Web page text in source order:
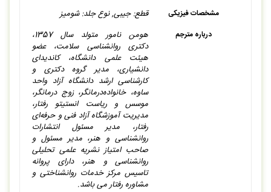
مشخصات فیزیکی قطع: جیبی, نوع جلد: شومیز
درباره مترجم
هومن نامور متولد سال 1357،
دکتری روانشناسی سلامت، عضو
هیئت علمی دانشگاه، کاندیدای
دانشیاری، مدیر گروه دکتری و
کارشناسی ارشد دانشگاه آزاد واحد
ساوه، خانواده‌درمانگر، زوج درمانگر،
موسس و ریاست انستیتو رفتار،
مدیریت آموزشگاه آزاد فنی و حرفه‌ای
رفتار، مدیر مسئول انتشارات
روانشناسی و هنر، مدیر مسئول و
صاحب امتیاز نشریه علمی تحلیلی
روانشناسی و هنر، دارای پروانه
تاسیس مرکز خدمات روانشناختی و
مشاوره رفتار می باشد.